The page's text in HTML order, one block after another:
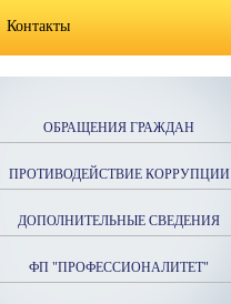
ОБРАЩЕНИЯ ГРАЖДАН
ПРОТИВОДЕЙСТВИЕ КОРРУПЦИИ
ДОПОЛНИТЕЛЬНЫЕ СВЕДЕНИЯ
ФП "ПРОФЕССИОНАЛИТЕТ"
Контакты